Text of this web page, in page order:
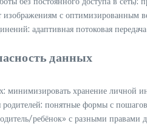
с оптимизированным
адаптивная потоковая
данных
хранение личной
понятные формы с
ребёнок» с разными правами